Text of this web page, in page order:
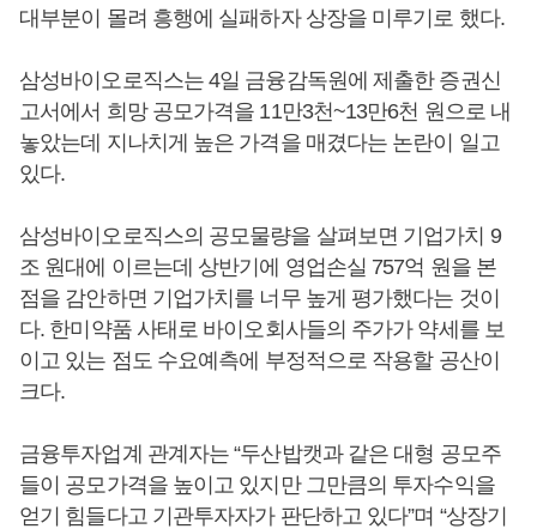
대부분이 몰려 흥행에 실패하자 상장을 미루기로 했다.
삼성바이오로직스는 4일 금융감독원에 제출한 증권신
고서에서 희망 공모가격을 11만3천~13만6천 원으로 내
놓았는데 지나치게 높은 가격을 매겼다는 논란이 일고
있다.
삼성바이오로직스의 공모물량을 살펴보면 기업가치 9
조 원대에 이르는데 상반기에 영업손실 757억 원을 본
점을 감안하면 기업가치를 너무 높게 평가했다는 것이
다. 한미약품 사태로 바이오회사들의 주가가 약세를 보
이고 있는 점도 수요예측에 부정적으로 작용할 공산이
크다.
금융투자업계 관계자는 “두산밥캣과 같은 대형 공모주
들이 공모가격을 높이고 있지만 그만큼의 투자수익을
얻기 힘들다고 기관투자자가 판단하고 있다”며 “상장기